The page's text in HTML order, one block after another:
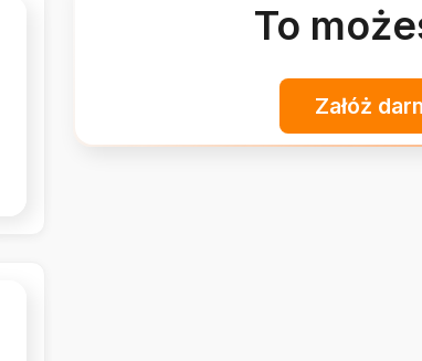
To
Załóż